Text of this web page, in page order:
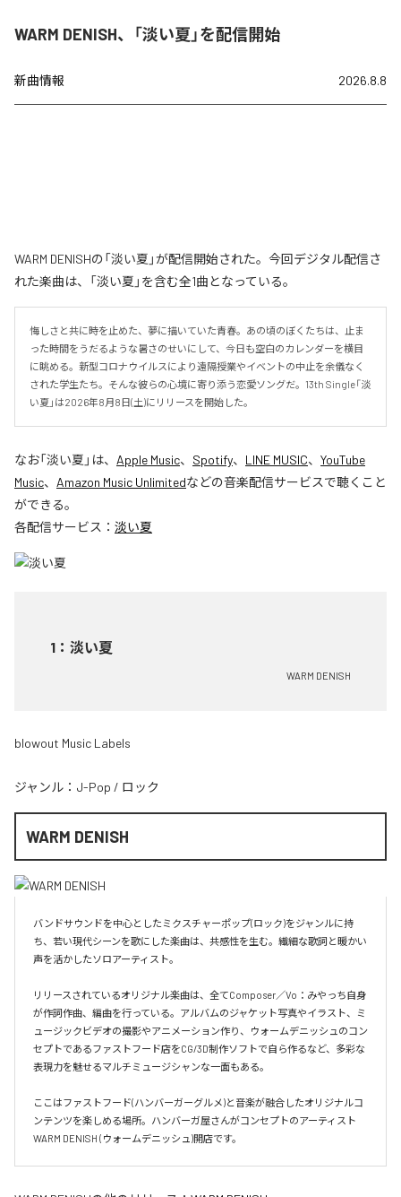
WARM DENISH、「淡い夏」を配信開始
新曲情報 2026.8.8
WARM DENISHの「淡い夏」が配信開始された。今回デジタル配信さ
れた楽曲は、「淡い夏」を含む全1曲となっている。
悔しさと共に時を止めた、夢に描いていた青春。あの頃のぼくたちは、止ま
った時間をうだるような暑さのせいにして、今日も空白のカレンダーを横目
に眺める。新型コロナウイルスにより遠隔授業やイベントの中止を余儀なく
された学生たち。そんな彼らの心境に寄り添う恋愛ソングだ。13th Single「淡
い夏」は2026年8月8日(土)にリリースを開始した。
なお「淡い夏 」は、 Apple Music、 Spotify、 LINE MUSIC、 YouTube
Music、 Amazon Music Unlimitedなどの音楽配信サービスで聴くこと
ができる。
各配信サービス： 淡い夏
1 ： 淡い夏
WARM DENISH
blowout Music Labels
ジャンル： J-Pop / ロック
WARM DENISH
バンドサウンドを中心としたミクスチャーポップ(ロック)をジャンルに持
ち、若い現代シーンを歌にした楽曲は、共感性を生む。繊細な歌詞と暖かい
声を活かしたソロアーティスト。
リリースされているオリジナル楽曲は、全てComposer／Vo：みやっち自身
が作詞作曲、編曲を行っている。アルバムのジャケット写真やイラスト、ミ
ュージックビデオの撮影やアニメーション作り、ウォームデニッシュのコン
セプトであるファストフード店をCG/3D制作ソフトで自ら作るなど、多彩な
表現力を魅せるマルチミュージシャンな一面もある。
ここはファストフード(ハンバーガーグルメ)と音楽が融合したオリジナルコ
ンテンツを楽しめる場所。ハンバーガ屋さんがコンセプトのアーティスト
WARM DENISH (ウォームデニッシュ)開店です。